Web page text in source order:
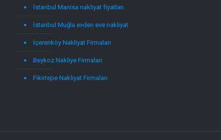
İstanbul Manisa nakliyat fiyatları
İstanbul Muğla evden eve nakliyat
İçerenköy Nakliyat Firmaları
Beykoz Nakliye Firmaları
Fikirtepe Nakliyat Firmaları